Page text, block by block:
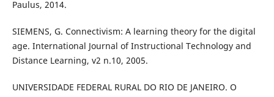
Paulus, 2014.
SIEMENS, G. Connectivism: A learning theory for the digital
age. International Journal of Instructional Technology and
Distance Learning, v2 n.10, 2005.
UNIVERSIDADE FEDERAL RURAL DO RIO DE JANEIRO. O